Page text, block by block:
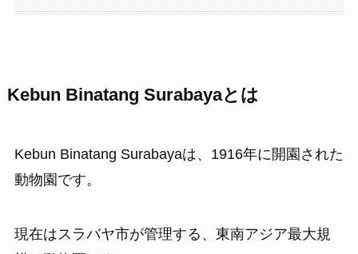
Kebun Binatang Surabayaとは
Kebun Binatang Surabayaは、1916年に開園された
動物園です。
現在はスラバヤ市が管理する、東南アジア最大規